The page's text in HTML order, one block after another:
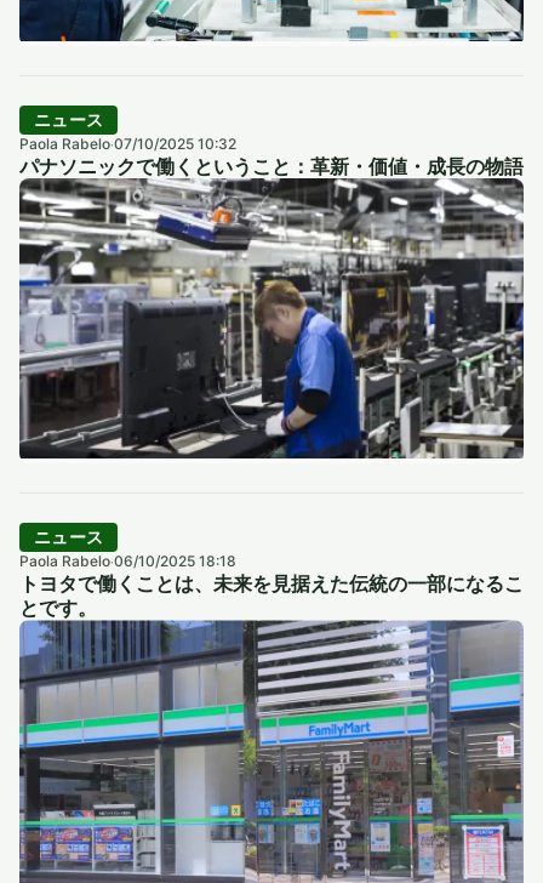
ニュース
Paola Rabelo·07/10/2025 10:32
パナソニックで働くということ：革新・価値・成長の物語
ニュース
Paola Rabelo·06/10/2025 18:18
トヨタで働くことは、未来を見据えた伝統の一部になるこ
とです。